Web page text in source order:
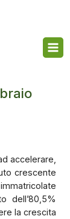
accelerare,
crescente
dell’80,5%
la crescita